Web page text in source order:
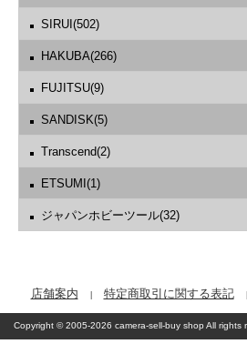
SIRUI(502)
HAKUBA(266)
FUJITSU(9)
SANDISK(5)
Transcend(2)
ETSUMI(1)
ジャパンホビーツール(32)
店舗案内 特定商取引に関する表記
Copyright © 2005-2026 camera-sell-buy shop All rights